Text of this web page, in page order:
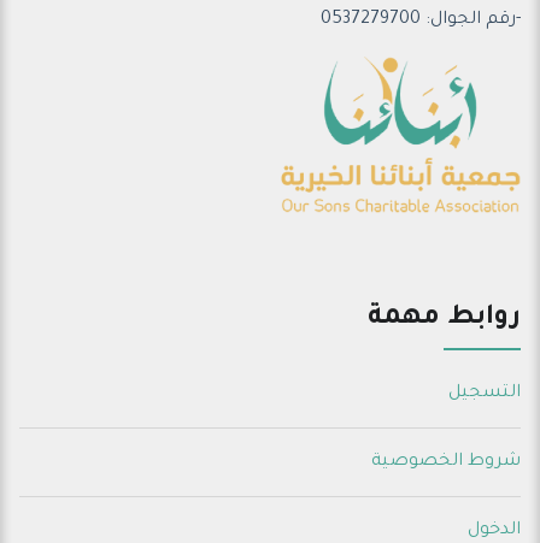
-رقم الجوال: 0537279700
روابط مهمة
التسجيل
شروط الخصوصية
الدخول